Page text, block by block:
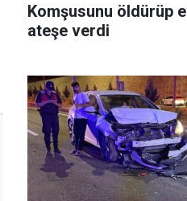
Komşusunu öldürüp
ateşe verdi